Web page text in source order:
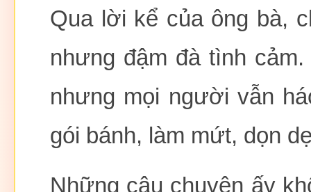
Qua lời kể của ông bà,
nhưng đậm đà tình
nhưng mọi người vẫn
gói bánh, làm mứt, dọn
Những câu chuyện ấy